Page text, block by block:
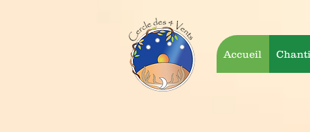
Accueil